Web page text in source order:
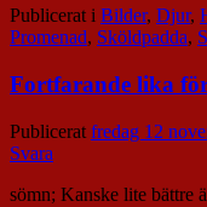
Publicerat i Bilder, Djur,
Promenad, Sköldpadda,
Fortfarande lika
Publicerat fredag 12
Svara
sömn; Kanske lite bättre